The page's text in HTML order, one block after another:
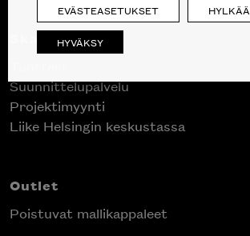
Skanno
Suunnittelupalvelu
Projektimyynti
Liike Helsingin keskustassa
Outlet
Poistuvat mallikappaleet
EVÄSTEASETUKSET HYLKÄÄ
HYVÄKSY